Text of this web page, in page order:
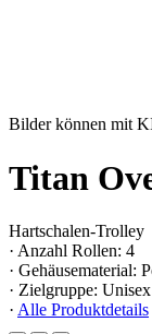
Bilder können mit
Titan
Hartschalen-Trolley
· Anzahl Rollen: 4
· Gehäusematerial:
· Zielgruppe: Unisex
· Alle Produktdetails